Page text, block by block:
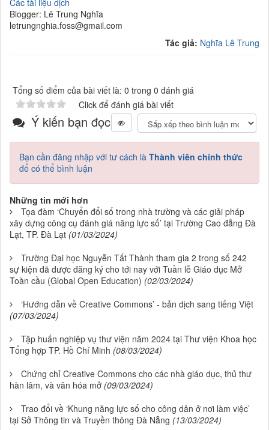
Các tài liệu dịch
Blogger: Lê Trung Nghĩa
letrungnghia.foss@gmail.com
Tác giả: Nghĩa Lê Trung
Tổng số điểm của bài viết là: 0 trong 0 đánh giá
Click để đánh giá bài viết
Ý kiến bạn đọc
Bạn cần đăng nhập với tư cách là Thành viên chính thức
để có thể bình luận
Những tin mới hơn
Tọa đàm ‘Chuyển đổi số trong nhà trường và các giải pháp
xây dựng công cụ đánh giá năng lực số’ tại Trường Cao đẳng Đà
Lạt, TP. Đà Lạt (01/03/2024)
Trường Đại học Nguyễn Tất Thành tham gia 2 trong số 242
sự kiện đã được đăng ký cho tới nay với Tuần lễ Giáo dục Mở
Toàn cầu (Global Open Education) (02/03/2024)
‘Hướng dẫn về Creative Commons’ - bản dịch sang tiếng Việt
(07/03/2024)
Tập huấn nghiệp vụ thư viện năm 2024 tại Thư viện Khoa học
Tổng hợp TP. Hồ Chí Minh (08/03/2024)
Chứng chỉ Creative Commons cho các nhà giáo dục, thủ thư
hàn lâm, và văn hóa mở (09/03/2024)
Trao đổi về ‘Khung năng lực số cho công dân ở nơi làm việc’
tại Sở Thông tin và Truyền thông Đà Nẵng (13/03/2024)